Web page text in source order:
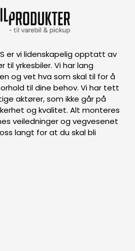
er vi lidenskapelig opptatt av
til yrkesbiler. Vi har lang
og vet hva som skal til for å
til dine behov. Vi har tett
aktører, som ikke går på
og kvalitet. Alt monteres
veiledninger og vegvesenet
langt for at du skal bli